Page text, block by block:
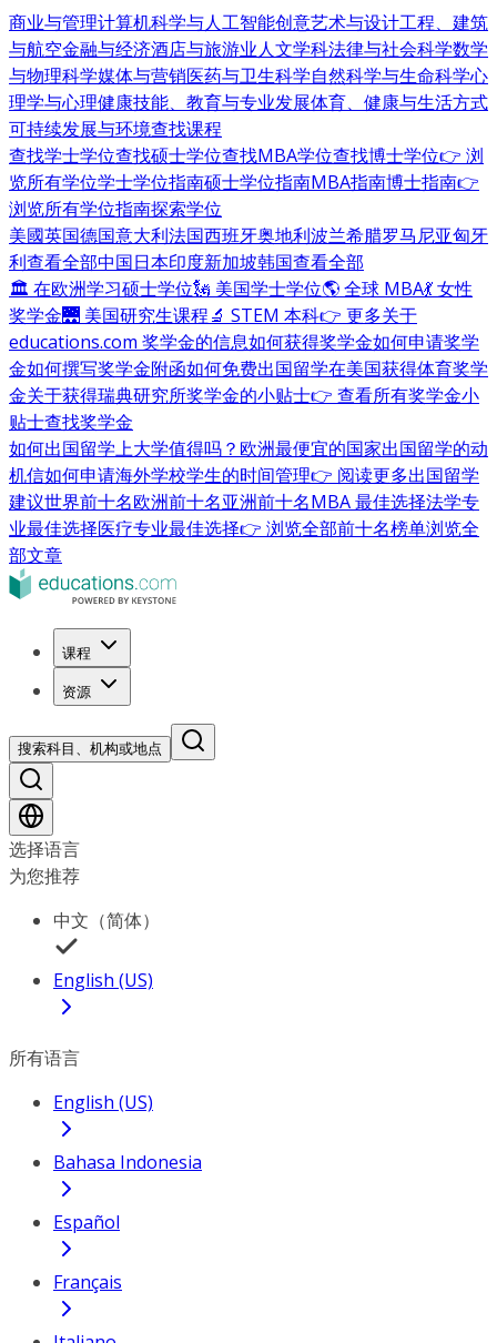
商业与管理计算机科学与人工智能创意艺术与设计工程、建筑
与航空金融与经济酒店与旅游业人文学科法律与社会科学数学
与物理科学媒体与营销医药与卫生科学自然科学与生命科学心
理学与心理健康技能、教育与专业发展体育、健康与生活方式
可持续发展与环境查找课程
查找学士学位查找硕士学位查找MBA学位查找博士学位👉 浏
览所有学位学士学位指南硕士学位指南MBA指南博士指南👉
浏览所有学位指南探索学位
美國英国德国意大利法国西班牙奥地利波兰希腊罗马尼亚匈牙
利查看全部中国日本印度新加坡韩国查看全部
🏛 在欧洲学习硕士学位🗽 美国学士学位🌎 全球 MBA💃 女性
奖学金🌉 美国研究生课程🔬 STEM 本科👉 更多关于
educations.com 奖学金的信息如何获得奖学金如何申请奖学
金如何撰写奖学金附函如何免费出国留学在美国获得体育奖学
金关于获得瑞典研究所奖学金的小贴士👉 查看所有奖学金小
贴士查找奖学金
如何出国留学上大学值得吗？ 欧洲最便宜的国家出国留学的动
机信如何申请海外学校学生的时间管理👉 阅读更多出国留学
建议世界前十名欧洲前十名亚洲前十名MBA 最佳选择法学专
业最佳选择医疗专业最佳选择👉 浏览全部前十名榜单浏览全
部文章
课程
资源
搜索科目、机构或地点
选择语言
为您推荐
中文（简体）
English (US)
所有语言
English (US)
Bahasa Indonesia
Español
Français